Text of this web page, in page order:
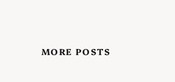
MORE POSTS